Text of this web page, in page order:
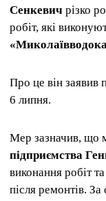
Сенкевич різко
робіт, які
Про це він заявив
6 липня.
Мер зазначив, що
підприємства
виконання робіт
після ремонтів.